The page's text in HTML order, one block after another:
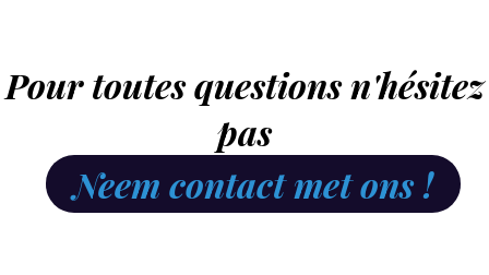
Pour toutes questions n'hésitez
pas
Neem contact met ons !